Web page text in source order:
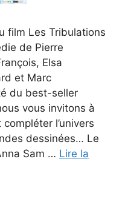
film Les Tribulations
de Pierre
Elsa
et Marc
du best-seller
vous invitons à
l’univers
dessinées… Le
Sam … Lire la